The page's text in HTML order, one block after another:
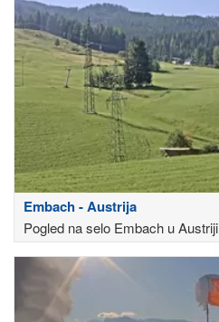
Embach - Austrija
Pogled na selo Embach u Austriji